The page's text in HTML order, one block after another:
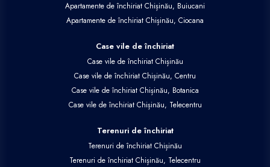
Apartamente de închiriat Chișinău, Buiucani
Apartamente de închiriat Chișinău, Ciocana
Case vile de închiriat
Case vile de închiriat Chișinău
Case vile de închiriat Chișinău, Centru
Case vile de închiriat Chișinău, Botanica
Case vile de închiriat Chișinău, Telecentru
Terenuri de închiriat
Terenuri de închiriat Chișinău
Terenuri de închiriat Chișinău, Telecentru